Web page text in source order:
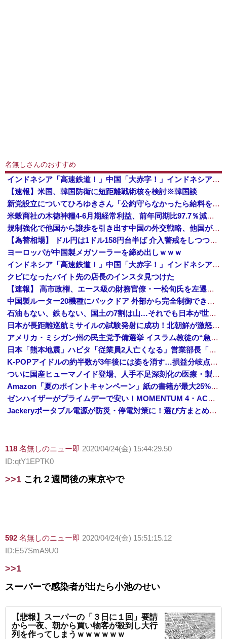
名無しさんのおすすめ
インドネシア「高速鉄道！」中国「大赤字！」インドネシア「運営会社の株式購入！（負債対策」中国「はい（巨額負債」インドネシア「700km延伸計画！...
【速報】米国、韓国防衛に短距離戦術核を検討※韓国談
新党設立についてひろゆきさん「公約守らなかったら給料を差し押さえて市民に配ります」「平均的な収入の人が結婚できるようにしなければならない」
米穀商社の木徳神糧4-6月期経常利益、前年同期比97.7％減の0.7億円に減益
規制強化で他国から譲歩を引き出す中国の外交戦略、他国がサプライチェーン変更で対抗した結果……
【為替相場】 ドル円は1ドル158円台半ば 介入警戒をしつつ円売りが続行
ヨーロッパが中国製メガソーラーを締め出しｗｗｗ
インドネシア「高速鉄道！」中国「大赤字！」インドネシア「運営会社の株式購入！（負債対策」中国「はい（巨額負債」インドネシア「700km延伸計画！（実質中止」→
クビになったバイト先の店長のインスタ見つけた
【速報】 高市政権、エース級の財務官僚・一松旬氏を左遷「彼は協力的でなかった」財務省の言いなりではないことが判明
中国製ルーター20機種にバックドア 外部から完全制御できる機能が仕込まれていた
石油もない、鉄もない、国土の7割は山…それでも日本が世界屈指の経済大国になれた「勤勉さ」以外の勝因！
日本が長距離巡航ミサイルの試験発射に成功！北朝鮮が激怒「日本が戦争国家になろうとしている」「絶対に傍観しない、必ず後悔させる」
アメリカ・ミシガン州の民主党予備選挙 イスラム教徒の“急進左派”候補が勝利確実に⋯トランプ氏は批判
日本「熊本地震」ハビタ「従業員2人亡くなる」営業部長「イオンのスタッフに制止されなかった」日本「部長が連絡後の店員行動を証言（謎」イオン「再入館可能の事実ない」→
K-POPアイドルの約半数が3年後には姿を消す…損益分岐点突破は4％未満
ついに国産ヒューマノイド登場、人手不足深刻化の医療・製造現場などでの活用想定！
Amazon「夏のポイントキャンペーン」紙の書籍が最大25%ポイント還元 対象と条件を整理（2026年7月）
ゼンハイザーがプライムデーで安い！MOMENTUM 4・ACCENTUMなど対象モデルまとめ！
Jackeryポータブル電源が防災・停電対策に！選び方まとめ【プライムデー最終日】
118 名無しのニュー即 2020/04/24(金) 15:44:29.50
ID:qtY1EPTK0
>>1 これ２週間後の東京やで
592 名無しのニュー即 2020/04/24(金) 15:51:15.12
ID:E57SmA9U0
>>1
スーパーで感染者が出たら小池のせい
【悲報】スーパーの「３日に１回」要請
から一夜、朝から買い物客が殺到し大行
列を作ってしまうｗｗｗｗｗｗ